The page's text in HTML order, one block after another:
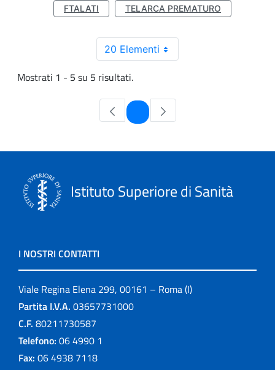
FTALATI
TELARCA PREMATURO
20 Elementi
Mostrati 1 - 5 su 5 risultati.
Pagina
Istituto Superiore di Sanità
I NOSTRI CONTATTI
Viale Regina Elena 299, 00161 – Roma (I)
Partita I.V.A. 03657731000
C.F. 80211730587
Telefono: 06 4990 1
Fax: 06 4938 7118